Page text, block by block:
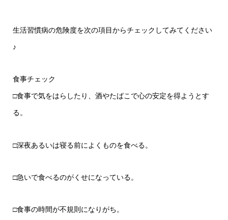
生活習慣病の危険度を次の項目からチェックしてみてください
♪
食事チェック
□食事で気をはらしたり、酒やたばこで心の安定を得ようとす
る。
□深夜あるいは寝る前によくものを食べる。
□急いで食べるのがくせになっている。
□食事の時間が不規則になりがち。